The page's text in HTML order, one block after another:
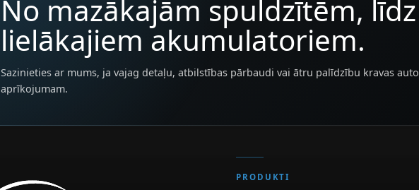
No mazākajām spuldzītēm, līdz
lielākajiem akumulatoriem.
Sazinieties ar mums, ja vajag detaļu, atbilstības pārbaudi vai ātru palīdzību kravas auto
aprīkojumam.
PRODUKTI